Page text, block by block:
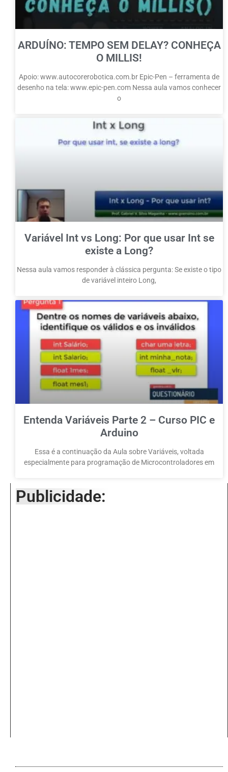
ARDUÍNO: TEMPO SEM DELAY? CONHEÇA
O MILLIS!
Apoio: www.autocorerobotica.com.br Epic-Pen – ferramenta de
desenho na tela: www.epic-pen.com Nessa aula vamos conhecer
o
Variável Int vs Long: Por que usar Int se
existe a Long?
Nessa aula vamos responder à clássica pergunta: Se existe o tipo
de variável inteiro Long,
Entenda Variáveis Parte 2 – Curso PIC e
Arduino
Essa é a continuação da Aula sobre Variáveis, voltada
especialmente para programação de Microcontroladores em
Publicidade: